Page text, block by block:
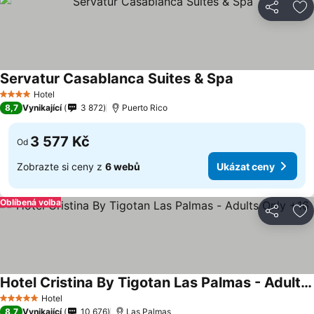
Sdílet
4 Počet hvězdiček
Hotel
Servatur Casablanca Suites & Spa
8,7 Vynikající 3 872 Puerto Rico
Od 3 577 Kč
Zobrazte si ceny z 6 webů Ukázat ceny
Sdílet
Oblíbená volba
5 Počet hvězdiček
Hotel
Hotel Cristina By Tigotan Las Palmas - Adults Only +16
8,7 Vynikající 10 676 Las Palmas